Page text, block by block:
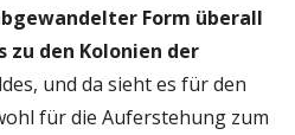
Form überall
zu den Kolonien der
und da sieht es für den
für die Auferstehung zum